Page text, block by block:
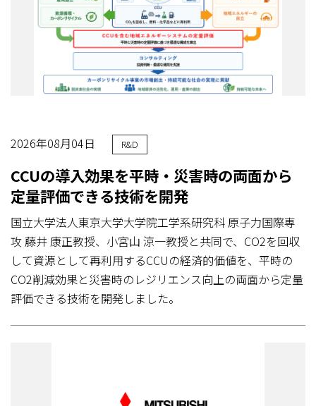
2026年08月04日 R&D
CCUの導入効果を平時・災害時の両面から
定量評価できる技術を開発
国立大学法人東京大学大学院工学系研究科 原子力国際専
攻 藤井 康正教授、小宮山 涼一教授と共同で、CO2を回収
して資源として再利用するCCUの経済的価値を、平時の
CO2削減効果と災害時のレジリエンス向上の両面から定量
評価できる技術を開発しました。